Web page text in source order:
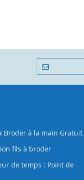
Broder à la main Gratuit
fils à broder
de temps : Point de